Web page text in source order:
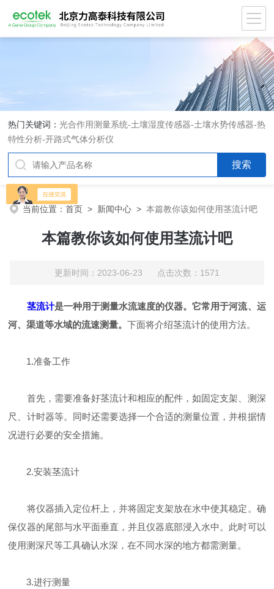
热门关键词：光合作用测量系统-土壤湿度传感器-土壤水势传感器-热
特性分析-开路式气体分析仪
当前位置：首页 > 新闻中心 >本篇教你该如何使用茎流计吧
本篇教你该如何使用茎流计吧
更新时间：2023-06-23 点击次数：1571
茎流计是一种用于测量水流速度的仪器。它常用于河流、运
河、渠道等水域的流速测量。下面将介绍茎流计的使用方法。
1.准备工作
首先，需要准备好茎流计和相应的配件，如固定支架、测深
尺、计时器等。同时还需要选择一个合适的测量位置，并根据情
况进行必要的安全措施。
2.安装茎流计
将仪器插入定位杆上，并将固定支架放在水中使其稳定。确
保仪器的尾部与水平面垂直，并且仪器底部浸入水中。此时可以
使用测深尺等工具确认水深，在不同水深的地方都需测量。
3.进行测量